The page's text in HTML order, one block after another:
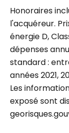
Honoraires
l'acquéreur.
énergie D,
dépenses
standard :
années 2021,
Les
exposé sont